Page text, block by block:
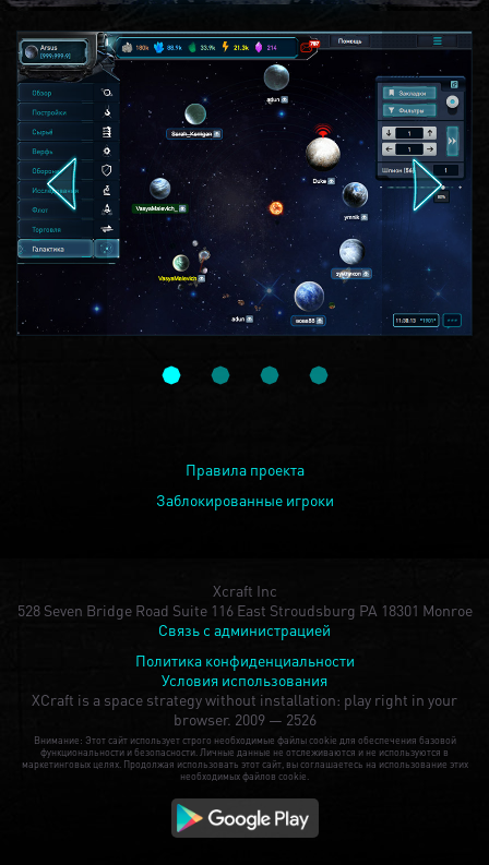
Правила проекта
Заблокированные игроки
Xcraft Inc
528 Seven Bridge Road Suite 116 East Stroudsburg PA 18301 Monroe
Связь с администрацией
Политика конфиденциальности
Условия использования
XCraft is a space strategy without installation: play right in your
browser. 2009 — 2526
Внимание: Этот сайт использует строго необходимые файлы cookie для обеспечения базовой
функциональности и безопасности. Личные данные не отслеживаются и не используются в
маркетинговых целях. Продолжая использовать этот сайт, вы соглашаетесь на использование этих
необходимых файлов cookie.